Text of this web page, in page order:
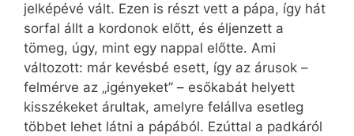
jelképévé vált. Ezen is részt vett a pápa, így hát
sorfal állt a kordonok előtt, és éljenzett a
tömeg, úgy, mint egy nappal előtte. Ami
változott: már kevésbé esett, így az árusok –
felmérve az „igényeket” – esőkabát helyett
kisszékeket árultak, amelyre felállva esetleg
többet lehet látni a pápából. Ezúttal a padkáról